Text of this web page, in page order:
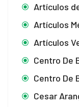
Artículos
Artículos
Artículos
Centro De
Centro De
Cesar